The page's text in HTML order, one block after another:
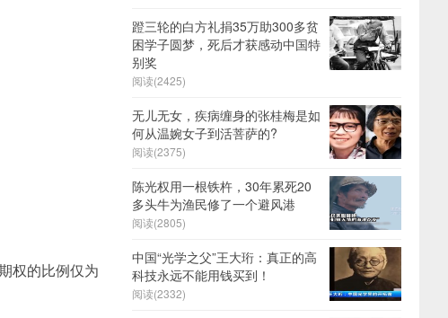
权的比例仅为
蹬三轮的白方礼捐35万助300多贫
困学子圆梦，死后才获感动中国特
别奖
阅读(2425)
无儿无女，疾病缠身的张桂梅是如
何从温婉女子到活菩萨的?
阅读(2375)
陈光权用一根铁杵，30年累死20
多头牛为渔民修了一个避风港
阅读(2805)
中国“光学之父”王大珩：真正的高
科技永远不能用钱买到！
阅读(2332)